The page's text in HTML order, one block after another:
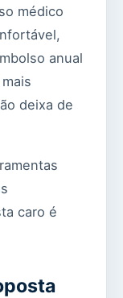
médico
anual
deixa de
caro é